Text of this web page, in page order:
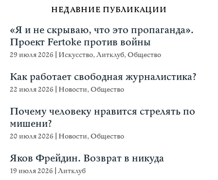
НЕДАВНИЕ ПУБЛИКАЦИИ
«Я и не скрываю, что это пропаганда».
Проект Fertoke против войны
29 июля 2026 Искусство,Литклуб,Общество
Как работает свободная журналистика?
22 июля 2026 Новости,Общество
Почему человеку нравится стрелять по
мишени?
20 июля 2026 Новости,Общество
Яков Фрейдин. Возврат в никуда
19 июля 2026 Литклуб